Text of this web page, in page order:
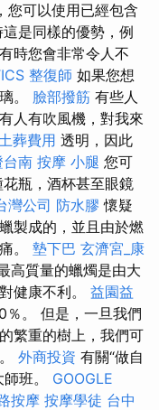
您可以使用已經包含
是同樣的優勢，例
時您會非常令人不
整復師 如果您想
。 臉部撥筋 有些人
人有吹風機，對我來
葬費用 透明，因此
台南 按摩 小腿 您可
瓶，酒杯甚至眼鏡
灣公司 防水膠 懷疑
製成的，並且由於燃
。 墊下巴 玄濟宮_康
高質量的蠟燭是由大
健康不利。 益園益
％。 但是，一旦我們
繁重的樹上，我們可
外商投資 有關“做自
班。 GOOGLE
按摩 按摩學徒 台中